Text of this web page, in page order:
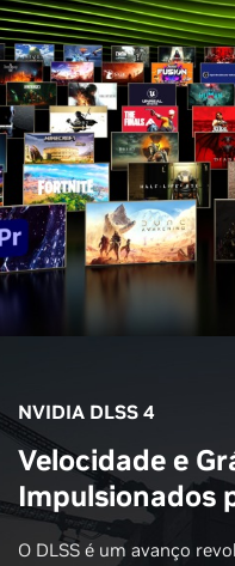
NVIDIA DLSS 4
Velocidade e
Impulsionados
O DLSS é um avanço